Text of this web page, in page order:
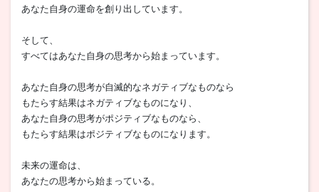
あなた自身の運命を創り出しています。
そして、
すべてはあなた自身の思考から始まっています。
あなた自身の思考が自滅的なネガティブなものなら
もたらす結果はネガティブなものになり、
あなた自身の思考がポジティブなものなら、
もたらす結果はポジティブなものになります。
未来の運命は、
あなたの思考から始まっている。